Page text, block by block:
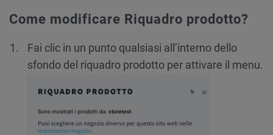
Come modificare Riquadro prodotto?
Fai clic in un punto qualsiasi all’interno dello
sfondo del riquadro prodotto per attivare il menu.